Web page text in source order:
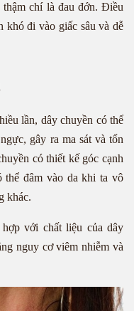
chí là đau đớn. Điều
khó đi vào giấc sâu và dễ
lần, dây chuyền có thể
gây ra ma sát và tổn
có thiết kế góc cạnh
thể đâm vào da khi ta vô
khác.
với chất liệu của dây
nguy cơ viêm nhiễm và